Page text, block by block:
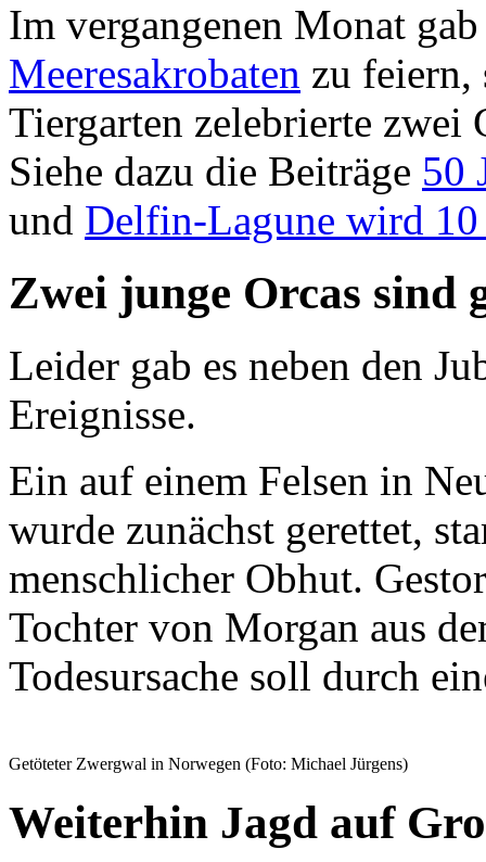
Im vergangenen Monat
Meeresakrobaten zu feiern,
Tiergarten zelebrierte zwei
Siehe dazu die Beiträge 50
und Delfin-Lagune wird 10
Zwei junge Orcas sind
Leider gab es neben den
Ereignisse.
Ein auf einem Felsen in
wurde zunächst gerettet,
menschlicher Obhut.
Tochter von Morgan aus
Todesursache soll durch
Getöteter Zwergwal in Norwegen (Foto: Michael Jürgens)
Weiterhin Jagd auf